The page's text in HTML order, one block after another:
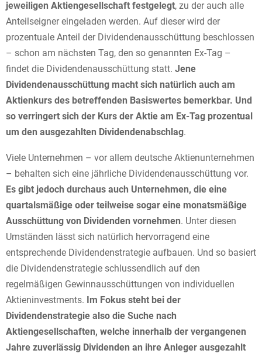
jeweiligen Aktiengesellschaft festgelegt, zu der auch alle
Anteilseigner eingeladen werden. Auf dieser wird der
prozentuale Anteil der Dividendenausschüttung beschlossen
– schon am nächsten Tag, den so genannten Ex-Tag –
findet die Dividendenausschüttung statt. Jene
Dividendenausschüttung macht sich natürlich auch am
Aktienkurs des betreffenden Basiswertes bemerkbar. Und
so verringert sich der Kurs der Aktie am Ex-Tag prozentual
um den ausgezahlten Dividendenabschlag.
Viele Unternehmen – vor allem deutsche Aktienunternehmen
– behalten sich eine jährliche Dividendenausschüttung vor.
Es gibt jedoch durchaus auch Unternehmen, die eine
quartalsmäßige oder teilweise sogar eine monatsmäßige
Ausschüttung von Dividenden vornehmen. Unter diesen
Umständen lässt sich natürlich hervorragend eine
entsprechende Dividendenstrategie aufbauen. Und so basiert
die Dividendenstrategie schlussendlich auf den
regelmäßigen Gewinnausschüttungen von individuellen
Aktieninvestments. Im Fokus steht bei der
Dividendenstrategie also die Suche nach
Aktiengesellschaften, welche innerhalb der vergangenen
Jahre zuverlässig Dividenden an ihre Anleger ausgezahlt